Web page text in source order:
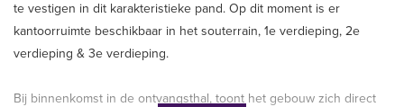
te vestigen in dit karakteristieke pand. Op dit moment is er
kantoorruimte beschikbaar in het souterrain, 1e verdieping, 2e
verdieping & 3e verdieping.
Bij binnenkomst in de ontvangsthal, toont het gebouw zich direct